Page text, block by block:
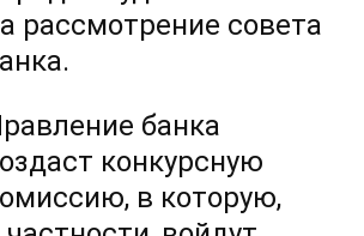
рассмотрение совета
банка
конкурсную
в которую,